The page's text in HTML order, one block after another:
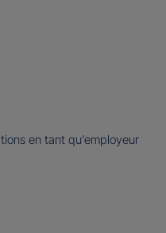
en tant qu’employeur